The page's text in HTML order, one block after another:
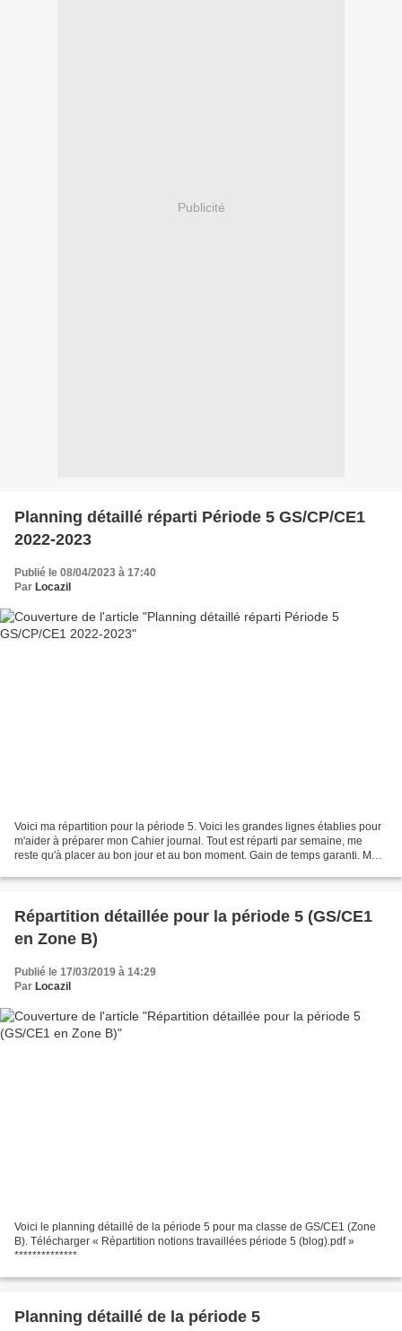
Publicité
Planning détaillé réparti Période 5 GS/CP/CE1
2022-2023
Publié le 08/04/2023 à 17:40
Par Locazil
Voici ma répartition pour la période 5. Voici les grandes lignes établies pour
m'aider à préparer mon Cahier journal. Tout est réparti par semaine, me
reste qu'à placer au bon jour et au bon moment. Gain de temps garanti. Mon
Répartition détaillée pour la période 5 (GS/CE1
en Zone B)
Publié le 17/03/2019 à 14:29
Par Locazil
Voici le planning détaillé de la période 5 pour ma classe de GS/CE1 (Zone
B). Télécharger « Répartition notions travaillées période 5 (blog).pdf »
**************
Planning détaillé de la période 5